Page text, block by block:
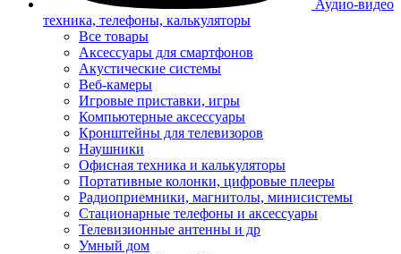
Аудио-видео
техника, телефоны, калькуляторы
Все товары
Аксессуары для смартфонов
Акустические системы
Веб-камеры
Игровые приставки, игры
Компьютерные аксессуары
Кронштейны для телевизоров
Наушники
Офисная техника и калькуляторы
Портативные колонки, цифровые плееры
Радиоприемники, магнитолы, минисистемы
Стационарные телефоны и аксессуары
Телевизионные антенны и др
Умный дом